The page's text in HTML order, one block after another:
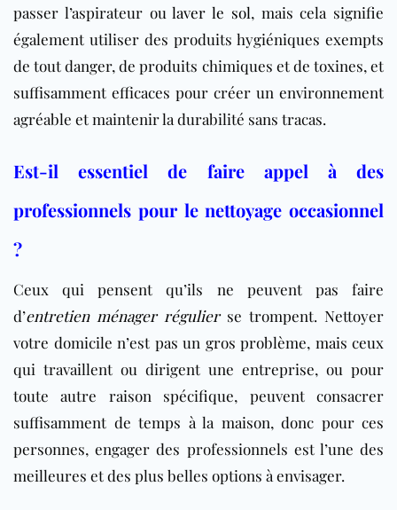
passer l’aspirateur oulaver le sol, mais cela signifie
également utiliser des produits hygiéniques exempts
de tout danger, de produits chimiques et de toxines, et
suffisamment efficaces pour créer un environnement
agréable et maintenir la durabilité sans tracas.
Est-il essentiel de faire appel à des
professionnels pour le nettoyage occasionnel
?
Ceux qui pensent qu’ils ne peuvent pas faire
d’entretien ménager régulierse trompent. Nettoyer
votre domicile n’est pas un gros problème, mais ceux
qui travaillent ou dirigent une entreprise, ou pour
toute autre raison spécifique, peuvent consacrer
suffisamment de temps à la maison, donc pour ces
personnes, engager des professionnels est l’une des
meilleures et des plus belles options à envisager.